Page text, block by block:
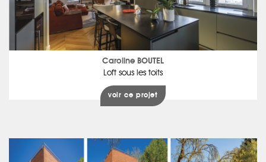
Caroline BOUTEL
Loft sous les toits
voir ce projet